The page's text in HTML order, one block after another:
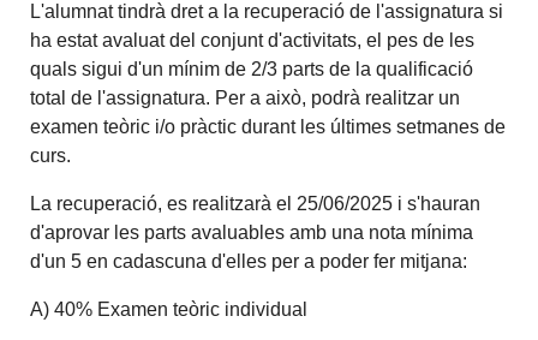
L'alumnat tindrà dret a la recuperació de l'assignatura si
ha estat avaluat del conjunt d'activitats, el pes de les
quals sigui d'un mínim de 2/3 parts de la qualificació
total de l'assignatura. Per a això, podrà realitzar un
examen teòric i/o pràctic durant les últimes setmanes de
curs.
La recuperació, es realitzarà el 25/06/2025 i s'hauran
d'aprovar les parts avaluables amb una nota mínima
d'un 5 en cadascuna d'elles per a poder fer mitjana:
A) 40% Examen teòric individual